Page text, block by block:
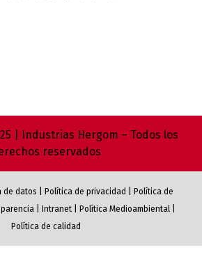
| Industrias Hergom – Todos los
reservados
de datos Política de privacidad
Política de
| Intranet| Política Medioambiental|
Política de calidad